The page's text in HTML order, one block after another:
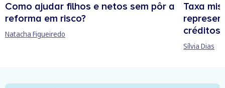
Como ajudar filhos e netos sem pôr a
reforma em risco?
Natacha Figueiredo
Taxa
créditos
Sílvia Dias